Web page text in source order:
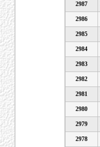
2987
2986
2985
2984
2983
2982
2981
2980
2979
2978